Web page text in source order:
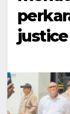
justice